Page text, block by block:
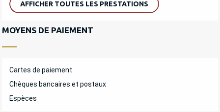
AFFICHER TOUTES LES PRESTATIONS
MOYENS DE PAIEMENT
Cartes de paiement
Chèques bancaires et postaux
Espèces